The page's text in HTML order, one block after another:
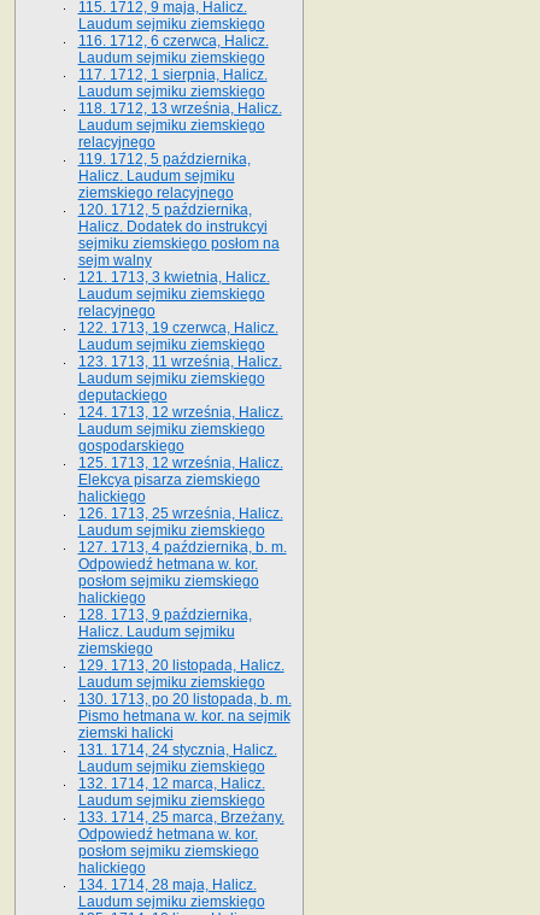
115. 1712, 9 maja, Halicz.
Laudum sejmiku ziemskiego
116. 1712, 6 czerwca, Halicz.
Laudum sejmiku ziemskiego
117. 1712, 1 sierpnia, Halicz.
Laudum sejmiku ziemskiego
118. 1712, 13 września, Halicz.
Laudum sejmiku ziemskiego
relacyjnego
119. 1712, 5 października,
Halicz. Laudum sejmiku
ziemskiego relacyjnego
120. 1712, 5 października,
Halicz. Dodatek do instrukcyi
sejmiku ziemskiego posłom na
sejm walny
121. 1713, 3 kwietnia, Halicz.
Laudum sejmiku ziemskiego
relacyjnego
122. 1713, 19 czerwca, Halicz.
Laudum sejmiku ziemskiego
123. 1713, 11 września, Halicz.
Laudum sejmiku ziemskiego
deputackiego
124. 1713, 12 września, Halicz.
Laudum sejmiku ziemskiego
gospodarskiego
125. 1713, 12 września, Halicz.
Elekcya pisarza ziemskiego
halickiego
126. 1713, 25 września, Halicz.
Laudum sejmiku ziemskiego
127. 1713, 4 października, b. m.
Odpowiedź hetmana w. kor.
posłom sejmiku ziemskiego
halickiego
128. 1713, 9 października,
Halicz. Laudum sejmiku
ziemskiego
129. 1713, 20 listopada, Halicz.
Laudum sejmiku ziemskiego
130. 1713, po 20 listopada, b. m.
Pismo hetmana w. kor. na sejmik
ziemski halicki
131. 1714, 24 stycznia, Halicz.
Laudum sejmiku ziemskiego
132. 1714, 12 marca, Halicz.
Laudum sejmiku ziemskiego
133. 1714, 25 marca, Brzeżany.
Odpowiedź hetmana w. kor.
posłom sejmiku ziemskiego
halickiego
134. 1714, 28 maja, Halicz.
Laudum sejmiku ziemskiego